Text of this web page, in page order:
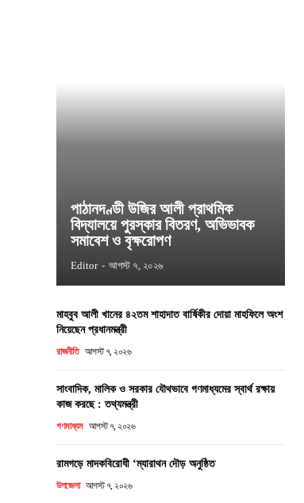
পাঠানদণ্ডী উজির আলী প্রাথমিক
বিদ্যালয়ে পুরস্কার বিতরণ, অভিভাবক
সমাবেশ ও বৃক্ষরোপণ
Editor - আগস্ট ৭, ২০২৬
মাহবুব আলী খানের ৪২তম শাহাদাত বার্ষিকীর দোয়া মাহফিলে অংশ
নিয়েছেন প্রধানমন্ত্রী
রাজনীতি আগস্ট ৭, ২০২৬
সাংবাদিক, মালিক ও সরকার যৌথভাবে গণমাধ্যমের স্বার্থ রক্ষায়
কাজ করছে : তথ্যমন্ত্রী
গণমাধ্যম আগস্ট ৭, ২০২৬
রামগড়ে মাদকবিরোধী ‘ম্যারাথন দৌড় অনুষ্ঠিত
উপজেলা আগস্ট ৭, ২০২৬